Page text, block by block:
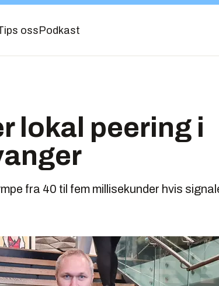
oss Podkast
lokal peering i
fra 40 til fem millisekunder hvis